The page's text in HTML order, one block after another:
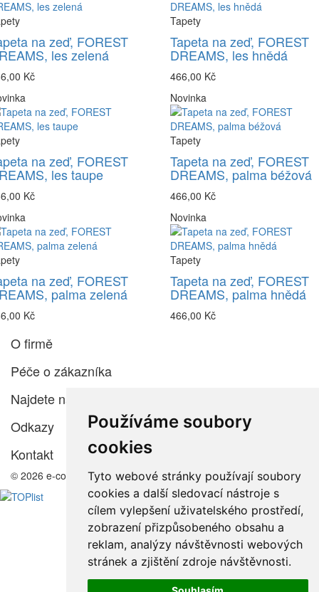
Používáme soubory
cookies
Tyto webové stránky používají soubory
cookies a další sledovací nástroje s
cílem vylepšení uživatelského prostředí,
zobrazení přizpůsobeného obsahu a
reklam, analýzy návštěvnosti webových
stránek a zjištění zdroje návštěvnosti.
na zeď, FOREST
les zelená
Kč
Tapety
Tapeta na zeď, FOREST
DREAMS, les hnědá
466,00 Kč
na zeď, FOREST
les taupe
Kč
Novinka
Tapety
Tapeta na zeď, FOREST
DREAMS, palma béžová
466,00 Kč
na zeď, FOREST
palma zelená
Kč
Novinka
Tapety
Tapeta na zeď, FOREST
DREAMS, palma hnědá
466,00 Kč
O firmě
Péče o zákazníka
Najdete nás
Odkazy
Kontakt
© 2026 e-color.cz